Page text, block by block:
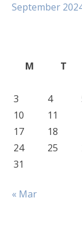
September
M
T
3
4
10
11
17
18
24
25
31
« Mar